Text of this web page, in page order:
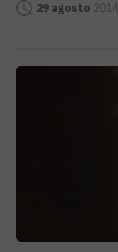
29 agosto